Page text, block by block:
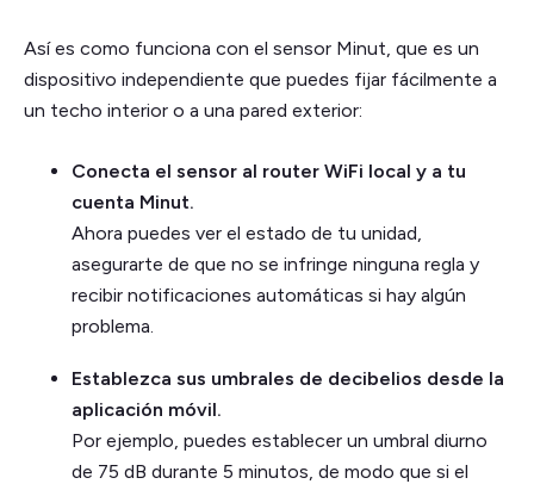
Así es como funciona con el sensor Minut, que es un
dispositivo independiente que puedes fijar fácilmente a
un techo interior o a una pared exterior:
Conecta el sensor al router WiFi local y a tu
cuenta Minut.
Ahora puedes ver el estado de tu unidad,
asegurarte de que no se infringe ninguna regla y
recibir notificaciones automáticas si hay algún
problema.
Establezca sus umbrales de decibelios desde la
aplicación móvil.
Por ejemplo, puedes establecer un umbral diurno
de 75 dB durante 5 minutos, de modo que si el